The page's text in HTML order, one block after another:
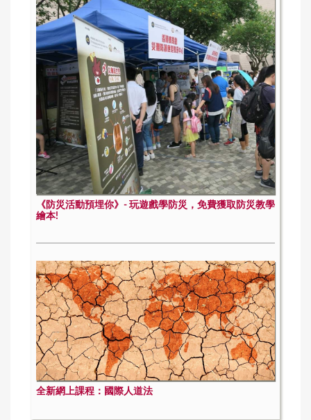
《防災活動預埋你》- 玩遊戲學防災，免費獲取防災教學
繪本!
全新網上課程：國際人道法